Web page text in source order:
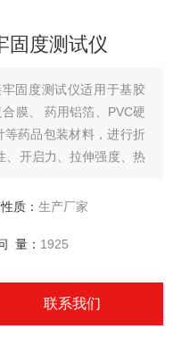
固度测试仪
固度测试仪适用于基胶
膜、 药用铝箔、PVC硬
等药品包装材料，进行折
、开启力、拉伸强度、热
质：生产厂家
量： 1925
联系我们